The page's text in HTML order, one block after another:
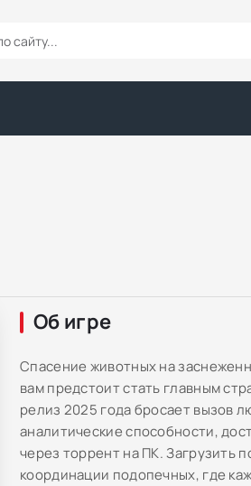
Об игре
Спасение животных на
вам предстоит стать главным
релиз 2025 года бросает вызов
аналитические способности,
через торрент на ПК. Загрузить
координации подопечных, где